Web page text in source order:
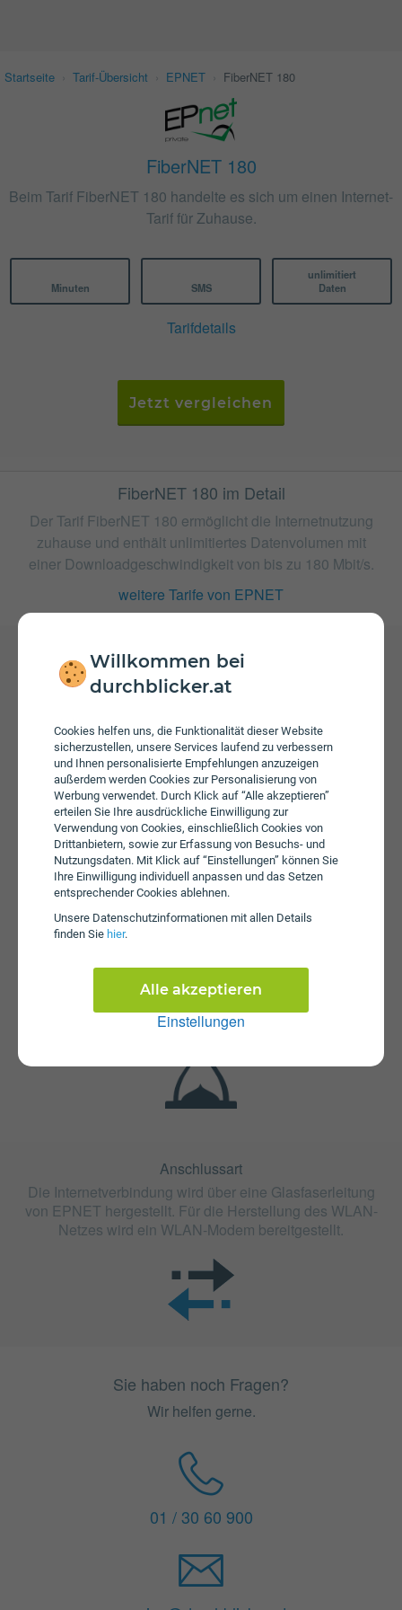
Willkommen bei
durchblicker.at
Cookies helfen uns, die Funktionalität dieser Website
sicherzustellen, unsere Services laufend zu verbessern
und Ihnen personalisierte Empfehlungen anzuzeigen
außerdem werden Cookies zur Personalisierung von
Werbung verwendet. Durch Klick auf “Alle akzeptieren”
erteilen Sie Ihre ausdrückliche Einwilligung zur
Verwendung von Cookies, einschließlich Cookies von
Drittanbietern, sowie zur Erfassung von Besuchs- und
Nutzungsdaten. Mit Klick auf “Einstellungen” können Sie
Ihre Einwilligung individuell anpassen und das Setzen
entsprechender Cookies ablehnen.
Unsere Daten­schutz­informationen mit allen Details
finden Sie hier.
Einstellungen
Alle akzeptieren
Startseite Tarif-Übersicht EPNET FiberNET 180
FiberNET 180
Beim Tarif FiberNET 180 handelte es sich um einen Internet-
Tarif für Zuhause.
Minuten SMS
unlimitiert
Daten
Tarifdetails
Jetzt vergleichen
FiberNET 180 im Detail
Der Tarif FiberNET 180 ermöglicht die Internetnutzung
zuhause und enthält unlimitiertes Datenvolumen mit
einer Downloadgeschwindigkeit von bis zu 180 Mbit/s.
weitere Tarife von EPNET
Gebühren
€ 39,90 an. Weiters fallen einmalige Gebühren von bis zu
€ 49,00 an. Die Einmalkosten können sich durch eine
längere Bindungsfrist reduzieren.
Fristen
Der Tarif FiberNET 180 ist mit 12 Monaten oder mit 24
Monaten Bindung erhältlich. Die Kündigungsfrist beträgt 3
Monate.
Anschlussart
Die Internetverbindung wird über eine Glasfaserleitung
von EPNET hergestellt. Für die Herstellung des WLAN-
Netzes wird ein WLAN-Modem bereitgestellt.
Sie haben noch Fragen?
Wir helfen gerne.
01 / 30 60 900